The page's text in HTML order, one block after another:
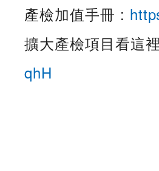
產檢加值手冊 :
擴大產檢項目看這
qhH